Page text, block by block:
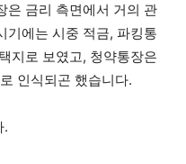
은 금리 측면에서 거의 관
기에는 시중 적금, 파킹통
지로 보였고, 청약통장은
인식되곤 했습니다.
.